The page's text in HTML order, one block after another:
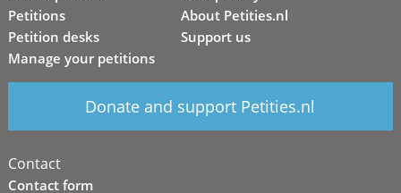
Petitions
Petition desks
Manage your petitions
About Petities.nl
Support us
Donate and support Petities.nl
Contact
Contact form